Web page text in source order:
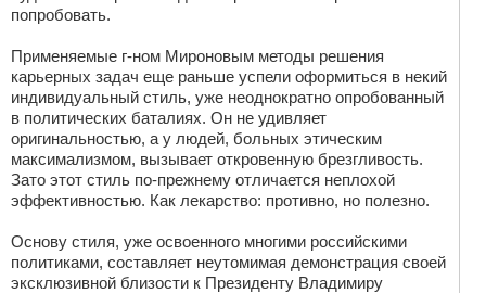
попробовать.
Применяемые г-ном Мироновым методы решения
карьерных задач еще раньше успели оформиться в некий
индивидуальный стиль, уже неоднократно опробованный
в политических баталиях. Он не удивляет
оригинальностью, а у людей, больных этическим
максимализмом, вызывает откровенную брезгливость.
Зато этот стиль по-прежнему отличается неплохой
эффективностью. Как лекарство: противно, но полезно.
Основу стиля, уже освоенного многими российскими
политиками, составляет неутомимая демонстрация своей
эксклюзивной близости к Президенту Владимиру